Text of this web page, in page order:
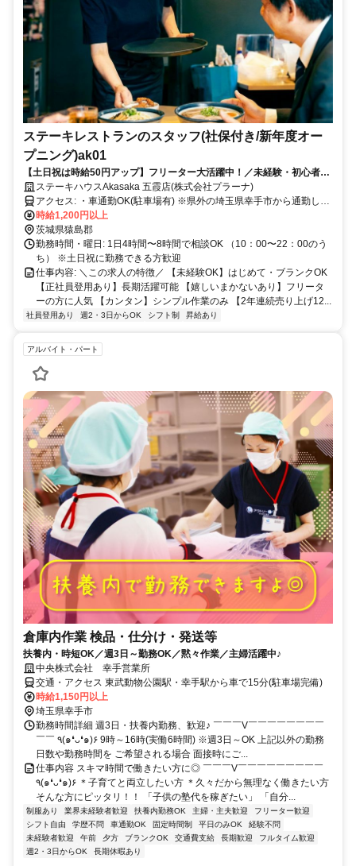
ステーキレストランのスタッフ(社保付き/新年度オー
プニング)ak01
【土日祝は時給50円アップ】フリーター大活躍中！／未経験・初心者
OK／ＷワークOK／社員登用あり／まかないあり
ステーキハウスAkasaka 五霞店(株式会社プラーナ)
アクセス: ・車通勤OK(駐車場有) ※県外の埼玉県幸手市から通勤して
いる方もいます。
時給1,200円以上
茨城県猿島郡
勤務時間・曜日: 1日4時間〜8時間で相談OK （10：00〜22：00のう
ち） ※土日祝に勤務できる方歓迎
仕事内容: ＼この求人の特徴／ 【未経験OK】はじめて・ブランクOK
【正社員登用あり】長期活躍可能 【嬉しいまかないあり】フリータ
ーの方に人気 【カンタン】シンプル作業のみ 【2年連続売り上げ12...
社員登用あり 週2・3日からOK シフト制 昇給あり
アルバイト・パート
倉庫内作業 検品・仕分け・発送等
扶養内・時短OK／週3日～勤務OK／黙々作業／主婦活躍中♪
中央株式会社 幸手営業所
交通・アクセス 東武動物公園駅・幸手駅から車で15分(駐車場完備)
時給1,150円以上
埼玉県幸手市
勤務時間詳細 週3日・扶養内勤務、歓迎♪ ￣￣￣V￣￣￣￣￣￣￣￣
￣￣ ٩(๑❛ᴗ❛๑)۶ 9時～16時(実働6時間) ※週3日～OK 上記以外の勤務
日数や勤務時間を ご希望される場合 面接時にご...
仕事内容 スキマ時間で働きたい方に◎ ￣￣￣V￣￣￣￣￣￣￣￣￣
٩(๑❛ᴗ❛๑)۶ ＊子育てと両立したい方 ＊久々だから無理なく働きたい方
そんな方にピッタリ！！ 「子供の塾代を稼ぎたい」 「自分...
制服あり 業界未経験者歓迎 扶養内勤務OK 主婦・主夫歓迎
フリーター歓迎
シフト自由
学歴不問 車通勤OK 固定時間制 平日のみOK
経験不問
未経験者歓迎
午前 夕方 ブランクOK 交通費支給 長期歓迎
フルタイム歓迎
週2・3日からOK
長期休暇あり